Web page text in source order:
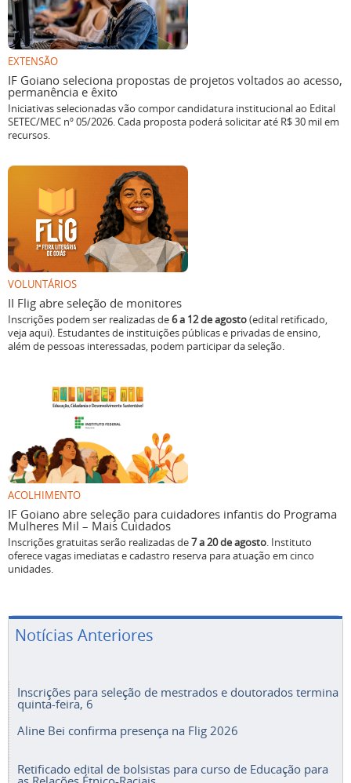
EXTENSÃO
IF Goiano seleciona propostas de projetos voltados ao acesso,
permanência e êxito
Iniciativas selecionadas vão compor candidatura institucional ao Edital
SETEC/MEC nº 05/2026. Cada proposta poderá solicitar até R$ 30 mil em
recursos.
VOLUNTÁRIOS
II Flig abre seleção de monitores
Inscrições podem ser realizadas de6 a 12 de agosto(edital retificado,
veja aqui). Estudantes de instituições públicas e privadas de ensino,
além de pessoas interessadas, podem participar da seleção.
ACOLHIMENTO
IF Goiano abre seleção para cuidadores infantis do Programa
Mulheres Mil – Mais Cuidados
Inscrições gratuitas serão realizadas de7 a 20 de agosto. Instituto
oferece vagas imediatas e cadastro reserva para atuação em cinco
unidades.
Notícias Anteriores
Inscrições para seleção de mestrados e doutorados termina
quinta-feira, 6
Aline Bei confirma presença na Flig 2026
Retificado edital de bolsistas para curso de Educação para